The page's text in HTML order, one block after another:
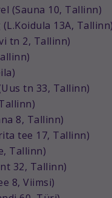
(Sauna 10, Tallinn)
13A, Tallinn)
tn 2, Tallinn)
tn 33, Tallinn)
8, Tallinn)
tee 17, Tallinn)
Tallinn)
32, Tallinn)
8, Viimsi)